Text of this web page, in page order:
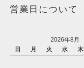
営業日について
2026年8月
日
月 火 水 木